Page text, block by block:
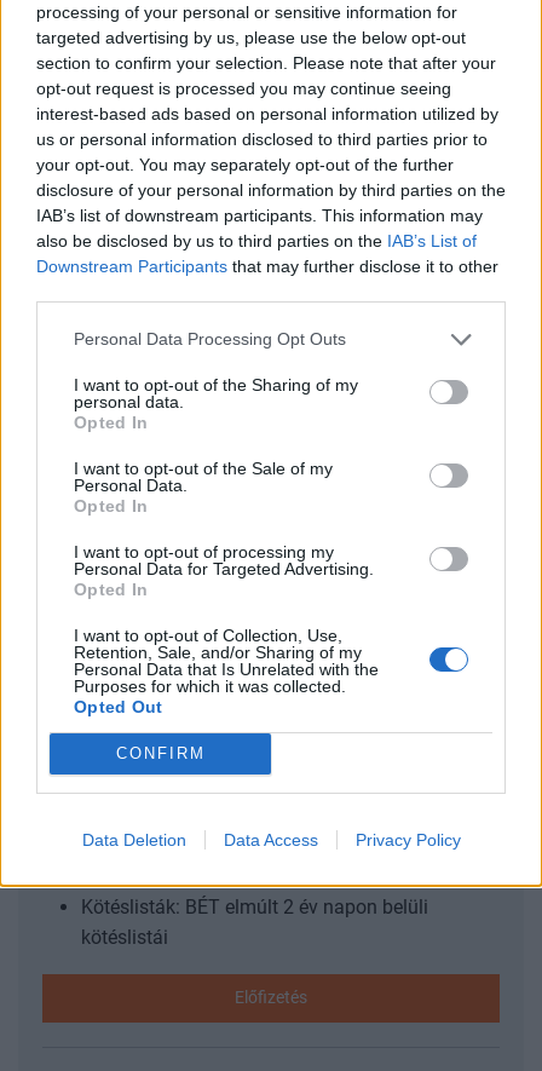
processing of your personal or sensitive information for
targeted advertising by us, please use the below opt-out
section to confirm your selection. Please note that after your
opt-out request is processed you may continue seeing
interest-based ads based on personal information utilized by
us or personal information disclosed to third parties prior to
your opt-out. You may separately opt-out of the further
disclosure of your personal information by third parties on the
IAB’s list of downstream participants. This information may
also be disclosed by us to third parties on the IAB’s List of
Downstream Participants that may further disclose it to other
Personal Data Processing Opt Outs
I want to opt-out of the Sharing of my
personal data.
Opted In
I want to opt-out of the Sale of my
Personal Data.
Opted In
I want to opt-out of processing my
Personal Data for Targeted Advertising.
Opted In
I want to opt-out of Collection, Use,
Retention, Sale, and/or Sharing of my
Personal Data that Is Unrelated with the
Purposes for which it was collected.
Opted Out
CONFIRM
Data Deletion Data Access Privacy Policy
hozzáadott értéket tartalmazó új, piacképes
termékeket, szolgáltatásokat, illetve
technológiákat. A pénz a Nemzeti Kutatási
Fejlesztési és Innovációs Alapban áll
rendelkezésre, és olyan, kizárólag a közép-
magyarországi régióban megvalósított
projektekre fordítható, amelyekbe felsőoktatási
intézményeket, a Magyar Tudományos Akadémia
kutatóintézeteit, valamint hazai vállalkozásokat
vonnak együttműködések keretében. Év végéig
lehet benyújtani a pályázatokat, kizárólag
Nyugat-magyarországi Economic Forum 2026Október 15-
magas szintű szakmai párbeszédet és értékes üzleti
kapcsolatokat kínál a régiós növekedés érdekében.
jelent meg a Nemzeti Kutatási Fejlesztési és Innovációs
Hivatal oldalán a "Nemzeti versenyképességi és
KEDVES OLVASÓNK!
A keresett cikk a portfolio.hu hírarchívumához
tartozik, melynek olvasása előfizetéses
regisztrációhoz kötött.
Az előfizetés a következőket tartalmazza:
Kötéslisták: BÉT elmúlt 2 év napon belüli
kötéslistái
Előfizetés